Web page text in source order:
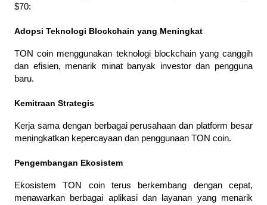
$70:
Adopsi Teknologi Blockchain yang Meningkat
TON coin menggunakan teknologi blockchain yang canggih
dan efisien, menarik minat banyak investor dan pengguna
baru.
Kemitraan Strategis
Kerja sama dengan berbagai perusahaan dan platform besar
meningkatkan kepercayaan dan penggunaan TON coin.
Pengembangan Ekosistem
Ekosistem TON coin terus berkembang dengan cepat,
menawarkan berbagai aplikasi dan layanan yang menarik